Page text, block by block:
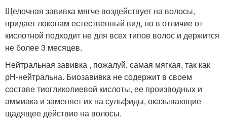
Щелочная завивка мягче воздействует на волосы,
придает локонам естественный вид, но в отличие от
кислотной подходит не для всех типов волос и держится
не более 3 месяцев.
Нейтральная завивка , пожалуй, самая мягкая, так как
рН-нейтральна. Биозавивка не содержит в своем
составе тиогликолиевой кислоты, ее производных и
аммиака и заменяет их на сульфиды, оказывающие
щадящее действие на волосы.